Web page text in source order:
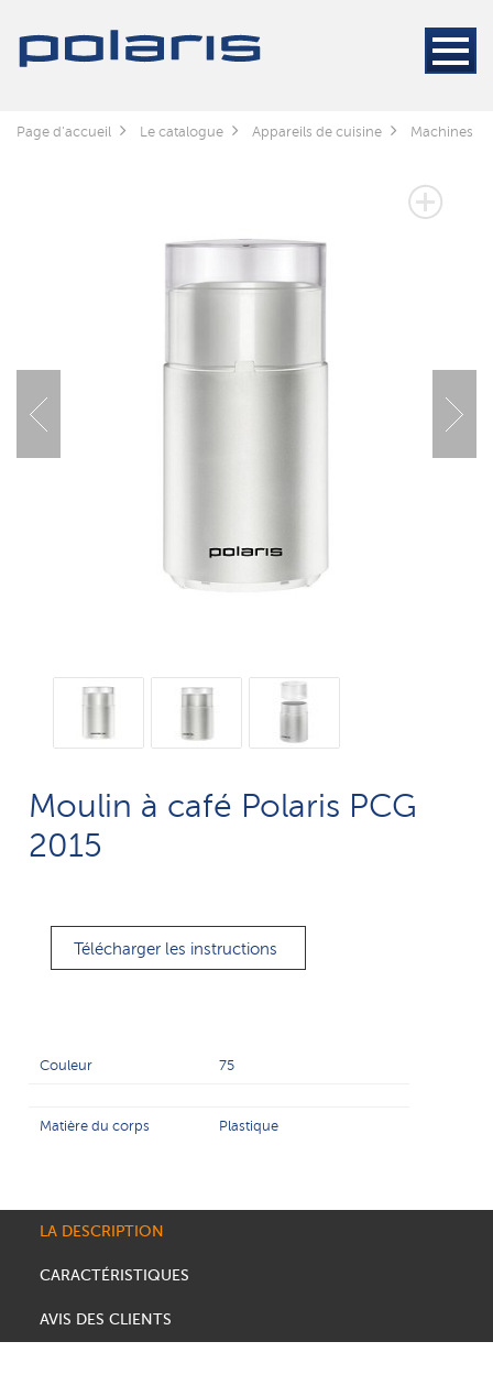
Page d'accueil Le catalogue Appareils de cuisine Machines à
Moulin à café Polaris PCG
2015
Télécharger les instructions
Couleur 75
Matière du corps Plastique
LA DESCRIPTION
CARACTÉRISTIQUES
AVIS DES CLIENTS